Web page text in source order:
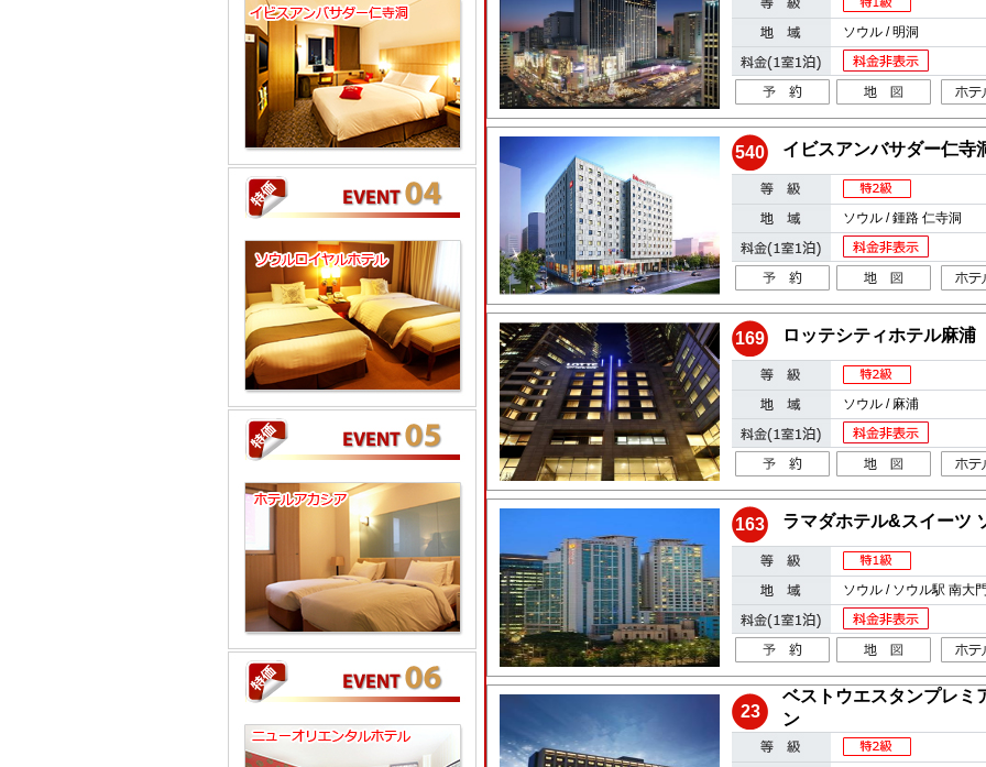
ソウル / 明洞
540 イビスアンバサダー仁寺
ソウル / 鍾路 仁寺洞
169 ロッテシティホテル麻浦
ソウル / 麻浦
163 ラマダホテル&スイーツ
ソウル / ソウル駅 南大
23
ベストウエスタンプレミ
ン